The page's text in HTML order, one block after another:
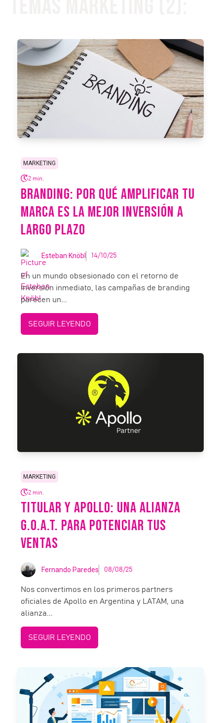
MARKETING
2 min.
BRANDING: POR QUÉ AMPLIFICAR TU
MARCA ES LA MEJOR INVERSIÓN A
LARGO PLAZO
Esteban Knöbl 14/10/25
En un mundo obsesionado con el retorno de
inversión inmediato, las campañas de branding
parecen un...
SEGUIR LEYENDO
MARKETING
2 min.
TITULAR Y APOLLO: UNA ALIANZA
G.O.A.T. PARA POTENCIAR TUS
VENTAS
Fernando Paredes 08/08/25
Nos convertimos en los primeros partners
oficiales de Apollo en Argentina y LATAM, una
alianza...
SEGUIR LEYENDO